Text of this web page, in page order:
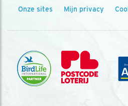
Onze sites Mijn privacy